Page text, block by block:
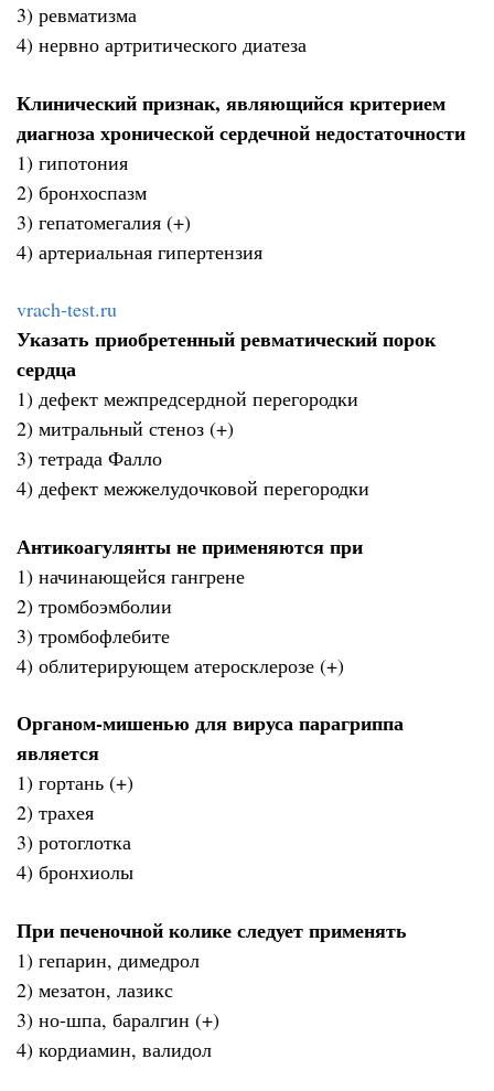
3) ревматизма
4) нервно артритического диатеза
Клинический признак, являющийся критерием
диагноза хронической сердечной недостаточности
1) гипотония
2) бронхоспазм
3) гепатомегалия (+)
4) артериальная гипертензия
vrach-test.ru
Указать приобретенный ревматический порок
сердца
1) дефект межпредсердной перегородки
2) митральный стеноз (+)
3) тетрада Фалло
4) дефект межжелудочковой перегородки
Антикоагулянты не применяются при
1) начинающейся гангрене
2) тромбоэмболии
3) тромбофлебите
4) облитерирующем атеросклерозе (+)
Органом-мишенью для вируса парагриппа
является
1) гортань (+)
2) трахея
3) ротоглотка
4) бронхиолы
При печеночной колике следует применять
1) гепарин, димедрол
2) мезатон, лазикс
3) но-шпа, баралгин (+)
4) кордиамин, валидол